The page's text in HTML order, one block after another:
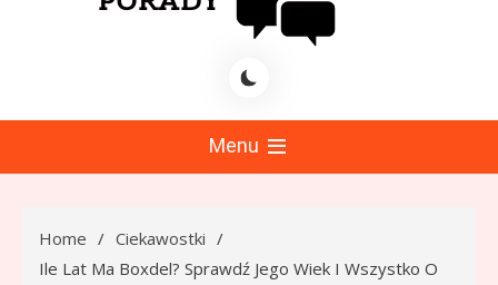
Porady
Menu
Home
Ciekawostki
Ile Lat Ma Boxdel? Sprawdź Jego Wiek I Wszystko O